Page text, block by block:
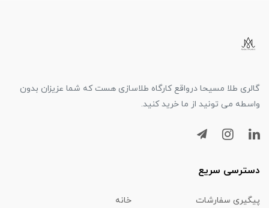
گالری طلا مسیحا درواقع کارگاه طلاسازی هست که شما عزیزان بدون
واسطه می تونید از ما خرید کنید.
دسترسی سریع
پیگیری سفارشات خانه